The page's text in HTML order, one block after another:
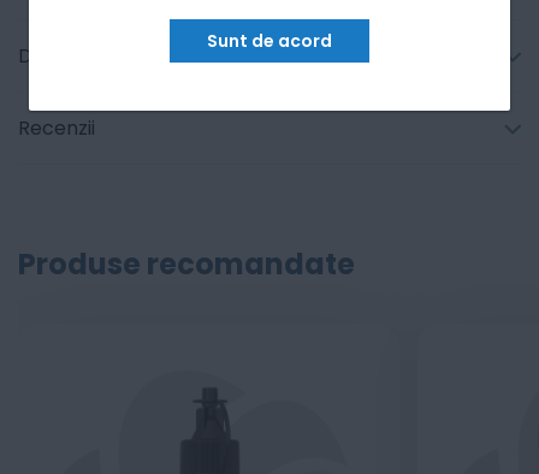
Sunt de acord
Detalii tehnice
Recenzii
Produse recomandate